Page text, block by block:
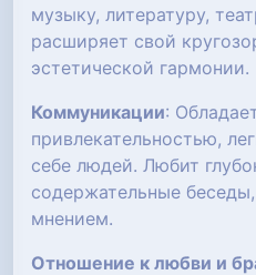
музыку, литературу,
расширяет свой
эстетической гармонии.
Коммуникации:
привлекательностью,
себе людей. Любит
содержательные
мнением.
Отношение к любви и